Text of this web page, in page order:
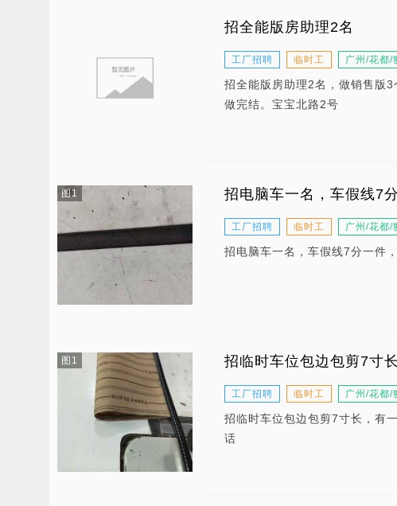
招全能版房助理2名
工厂招聘 临时工 广州/花都/
招全能版房助理2名，做销售版
做完结。宝宝北路2号
图1 招电脑车一名，车假线7
工厂招聘 临时工 广州/花都/
招电脑车一名，车假线7分一件
图1 招临时车位包边包剪7寸长
工厂招聘 临时工 广州/花都/
招临时车位包边包剪7寸长，有
话